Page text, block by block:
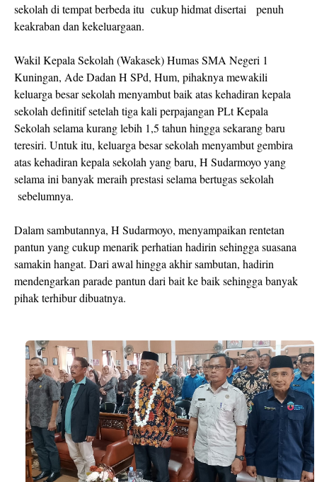
sekolah di tempat berbeda itu cukup hidmat disertai
penuh
keakraban dan kekeluargaan.
Wakil Kepala Sekolah (Wakasek) Humas SMA Negeri 1
Kuningan, Ade Dadan H SPd, Hum, pihaknya mewakili
keluarga besar sekolah menyambut baik atas kehadiran kepala
sekolah definitif setelah tiga kali perpajangan PLt Kepala
Sekolah selama kurang lebih 1,5 tahun hingga sekarang baru
teresiri. Untuk itu, keluarga besar sekolah menyambut gembira
atas kehadiran kepala sekolah yang baru, H Sudarmoyo yang
selama ini banyak meraih prestasi selama bertugas sekolah
sebelumnya.
Dalam sambutannya, H Sudarmoyo, menyampaikan rentetan
pantun yang cukup menarik perhatian hadirin sehingga suasana
samakin hangat. Dari awal hingga akhir sambutan, hadirin
mendengarkan parade pantun dari bait ke baik sehingga banyak
pihak terhibur dibuatnya.